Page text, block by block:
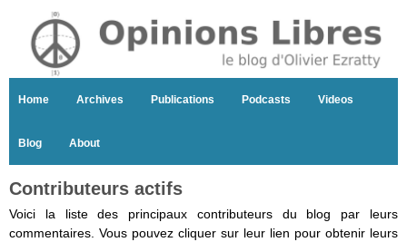
Home Archives Publications Podcasts Videos
Blog About
Contributeurs actifs
Voici la liste des principaux contributeurs du blog par leurs
commentaires. Vous pouvez cliquer sur leur lien pour obtenir leurs